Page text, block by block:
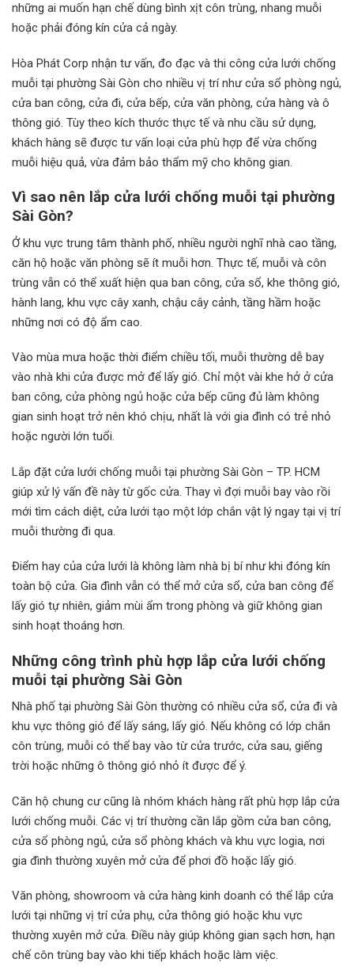
những ai muốn hạn chế dùng bình xịt côn trùng, nhang muỗi
hoặc phải đóng kín cửa cả ngày.
Hòa Phát Corp nhận tư vấn, đo đạc và thi công cửa lưới chống
muỗi tại phường Sài Gòn cho nhiều vị trí như cửa sổ phòng ngủ,
cửa ban công, cửa đi, cửa bếp, cửa văn phòng, cửa hàng và ô
thông gió. Tùy theo kích thước thực tế và nhu cầu sử dụng,
khách hàng sẽ được tư vấn loại cửa phù hợp để vừa chống
muỗi hiệu quả, vừa đảm bảo thẩm mỹ cho không gian.
Vì sao nên lắp cửa lưới chống muỗi tại phường
Sài Gòn?
Ở khu vực trung tâm thành phố, nhiều người nghĩ nhà cao tầng,
căn hộ hoặc văn phòng sẽ ít muỗi hơn. Thực tế, muỗi và côn
trùng vẫn có thể xuất hiện qua ban công, cửa sổ, khe thông gió,
hành lang, khu vực cây xanh, chậu cây cảnh, tầng hầm hoặc
những nơi có độ ẩm cao.
Vào mùa mưa hoặc thời điểm chiều tối, muỗi thường dễ bay
vào nhà khi cửa được mở để lấy gió. Chỉ một vài khe hở ở cửa
ban công, cửa phòng ngủ hoặc cửa bếp cũng đủ làm không
gian sinh hoạt trở nên khó chịu, nhất là với gia đình có trẻ nhỏ
hoặc người lớn tuổi.
Lắp đặt cửa lưới chống muỗi tại phường Sài Gòn – TP. HCM
giúp xử lý vấn đề này từ gốc cửa. Thay vì đợi muỗi bay vào rồi
mới tìm cách diệt, cửa lưới tạo một lớp chắn vật lý ngay tại vị trí
muỗi thường đi qua.
Điểm hay của cửa lưới là không làm nhà bị bí như khi đóng kín
toàn bộ cửa. Gia đình vẫn có thể mở cửa sổ, cửa ban công để
lấy gió tự nhiên, giảm mùi ẩm trong phòng và giữ không gian
sinh hoạt thoáng hơn.
Những công trình phù hợp lắp cửa lưới chống
muỗi tại phường Sài Gòn
Nhà phố tại phường Sài Gòn thường có nhiều cửa sổ, cửa đi và
khu vực thông gió để lấy sáng, lấy gió. Nếu không có lớp chắn
côn trùng, muỗi có thể bay vào từ cửa trước, cửa sau, giếng
trời hoặc những ô thông gió nhỏ ít được để ý.
Căn hộ chung cư cũng là nhóm khách hàng rất phù hợp lắp cửa
lưới chống muỗi. Các vị trí thường cần lắp gồm cửa ban công,
cửa sổ phòng ngủ, cửa sổ phòng khách và khu vực logia, nơi
gia đình thường xuyên mở cửa để phơi đồ hoặc lấy gió.
Văn phòng, showroom và cửa hàng kinh doanh có thể lắp cửa
lưới tại những vị trí cửa phụ, cửa thông gió hoặc khu vực
thường xuyên mở cửa. Điều này giúp không gian sạch hơn, hạn
chế côn trùng bay vào khi tiếp khách hoặc làm việc.